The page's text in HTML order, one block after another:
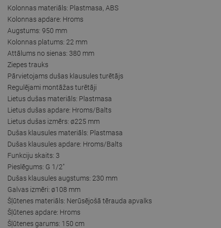
Kolonnas materiāls: Plastmasa, ABS
Kolonnas apdare: Hroms
Augstums: 950 mm
Kolonnas platums: 22 mm
Attālums no sienas: 380 mm
Ziepes trauks
Pārvietojams dušas klausules turētājs
Regulējami montāžas turētāji
Lietus dušas materiāls: Plastmasa
Lietus dušas apdare: Hroms/Balts
Lietus dušas izmērs: ø225 mm
Dušas klausules materiāls: Plastmasa
Dušas klausules apdare: Hroms/Balts
Funkciju skaits: 3
Pieslēgums: G 1/2"
Dušas klausules augstums: 230 mm
Galvas izmēri: ø108 mm
Šļūtenes materiāls: Nerūsējošā tērauda apvalks
Šļūtenes apdare: Hroms
Šļūtenes garums: 150 cm